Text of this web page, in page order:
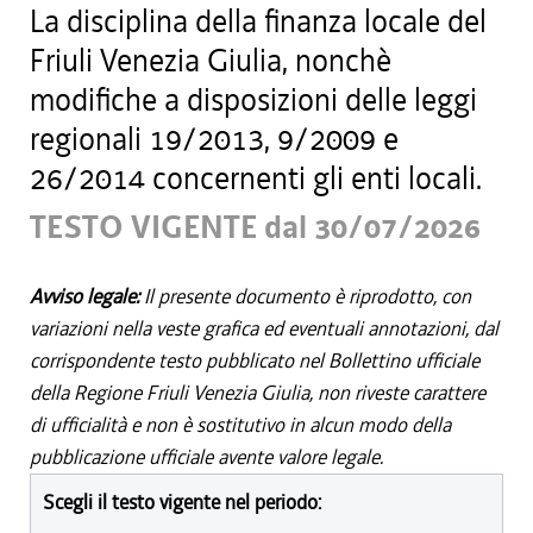
La disciplina della finanza locale del
Friuli Venezia Giulia, nonchè
modifiche a disposizioni delle leggi
regionali 19/2013, 9/2009 e
26/2014 concernenti gli enti locali.
TESTO VIGENTE dal 30/07/2026
Avviso legale:Il presente documento è riprodotto, con
variazioni nella veste grafica ed eventuali annotazioni, dal
corrispondente testo pubblicato nel Bollettino ufficiale
della Regione Friuli Venezia Giulia, non riveste carattere
di ufficialità e non è sostitutivo in alcun modo della
pubblicazione ufficiale avente valore legale.
Scegli il testo vigente nel periodo: